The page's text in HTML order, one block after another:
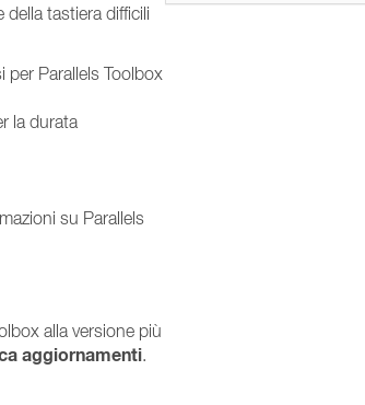
tastiera difficili
Parallels Toolbox
la durata
su Parallels
alla versione più
aggiornamenti.